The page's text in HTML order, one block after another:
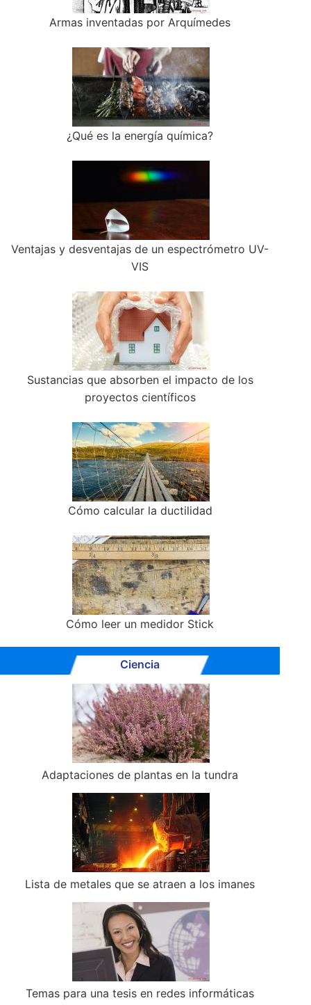
Armas inventadas por Arquímedes
¿Qué es la energía química?
Ventajas y desventajas de un espectrómetro UV-
VIS
Sustancias que absorben el impacto de los
proyectos científicos
Cómo calcular la ductilidad
Cómo leer un medidor Stick
Ciencia
Adaptaciones de plantas en la tundra
Lista de metales que se atraen a los imanes
Temas para una tesis en redes informáticas